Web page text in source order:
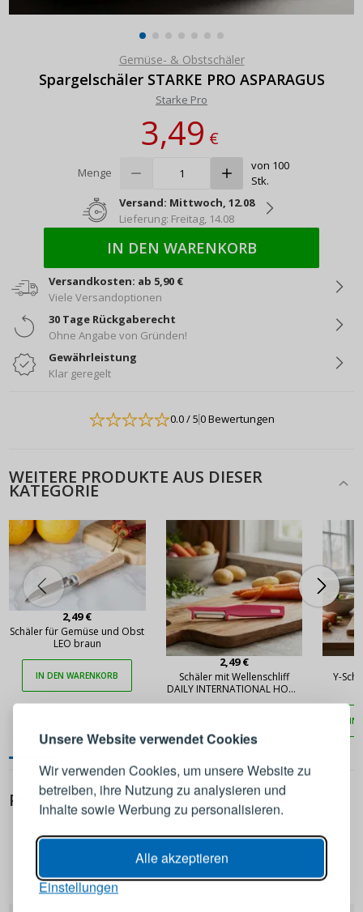
Unsere Website verwendet Cookies
Wir verwenden Cookies, um unsere Website zu
betreiben, ihre Nutzung zu analysieren und
Inhalte sowie Werbung zu personalisieren.
Alle akzeptieren
Einstellungen
Gemüse- & Obstschäler
Spargelschäler STARKE PRO ASPARAGUS
Starke Pro
3,49€
Menge
von 100
Stk.
Versand: Mittwoch, 12.08
Lieferung: Freitag, 14.08
IN DEN WARENKORB
Versandkosten: ab 5,90 €
Viele Versandoptionen
30 Tage Rückgaberecht
Ohne Angabe von Gründen!
Gewährleistung
Klar geregelt
0.0/ 50 Bewertungen
WEITERE PRODUKTE AUS DIESER
KATEGORIE
2,49 €
Schäler für Gemüse und Obst
LEO braun
IN DEN WARENKORB
2,49 €
Schäler mit Wellenschliff
DAILY INTERNATIONAL HOME
7 cm rosa
Y-
IN
PRODUKTDETAILS
Starke Pro
ANMELDEN REGISTRIEREN
Melden Sie sich bei Ihrem
E-Mail-Adresse